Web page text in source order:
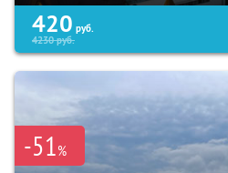
420 руб.
4230руб.
-51%